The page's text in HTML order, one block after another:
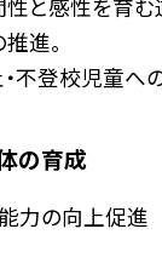
性と感性を育
進。
・不登校児童へ
の育成
能力の向上促進